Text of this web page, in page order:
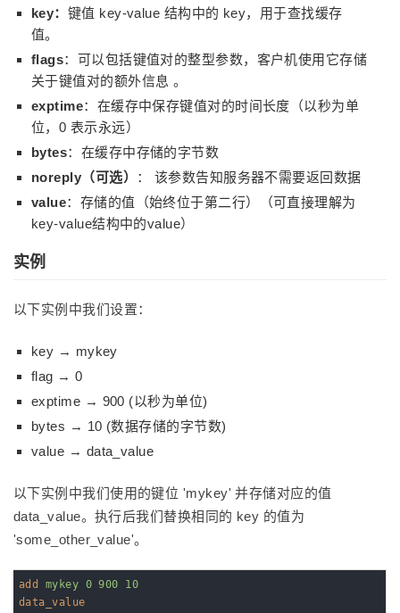
key： 键值 key-value 结构中的 key，用于查找缓存
值。
flags：可以包括键值对的整型参数，客户机使用它存储
关于键值对的额外信息 。
exptime：在缓存中保存键值对的时间长度（以秒为单
位，0 表示永远）
bytes：在缓存中存储的字节数
noreply（可选）
： 该参数告知服务器不需要返回数据
value：存储的值（始终位于第二行）（可直接理解为
key-value结构中的value）
实例
以下实例中我们设置：
key → mykey
flag → 0
exptime → 900 (以秒为单位)
bytes → 10 (数据存储的字节数)
value → data_value
以下实例中我们使用的键位 'mykey' 并存储对应的值
data_value。执行后我们替换相同的 key 的值为
'some_other_value'。
add
mykey 0 900 10
data_value